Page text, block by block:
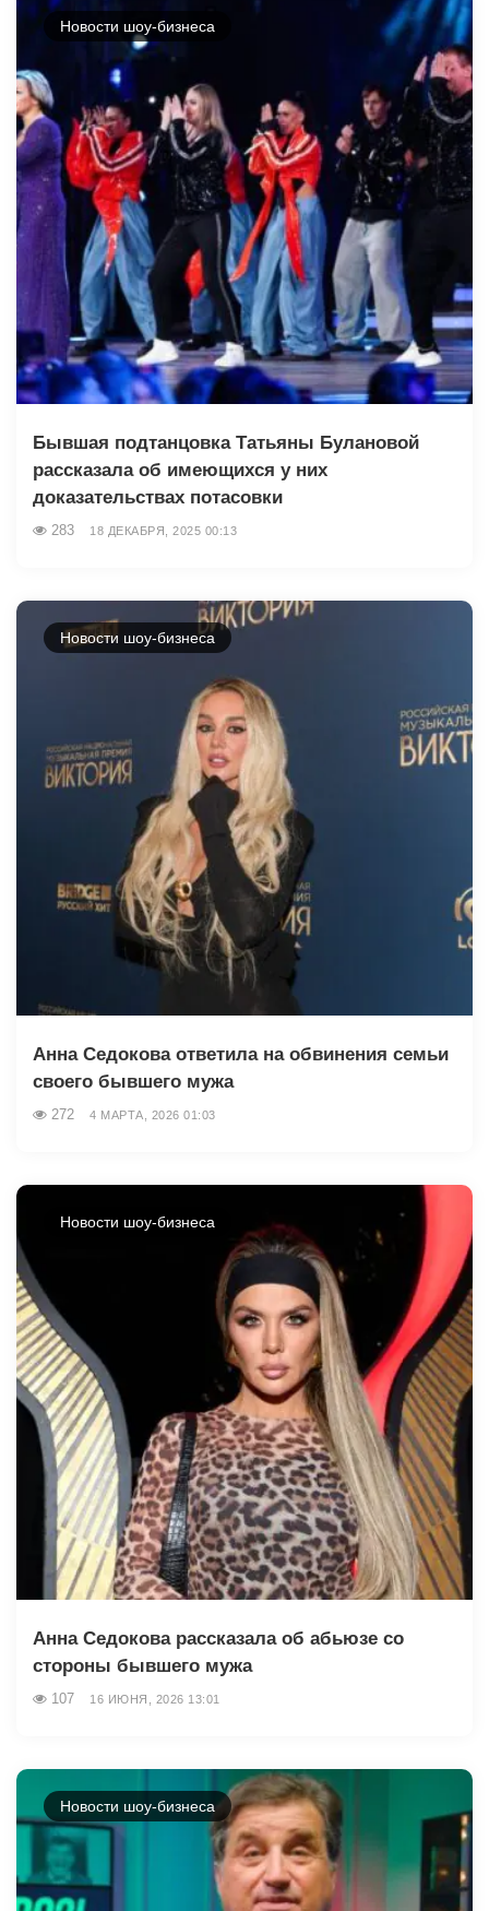
Новости шоу-бизнеса
Бывшая подтанцовка Татьяны Булановой
рассказала об имеющихся у них
доказательствах потасовки
283 18 ДЕКАБРЯ, 2025 00:13
Новости шоу-бизнеса
Анна Седокова ответила на обвинения семьи
своего бывшего мужа
272 4 МАРТА, 2026 01:03
Новости шоу-бизнеса
Анна Седокова рассказала об абьюзе со
стороны бывшего мужа
107 16 ИЮНЯ, 2026 13:01
Новости шоу-бизнеса